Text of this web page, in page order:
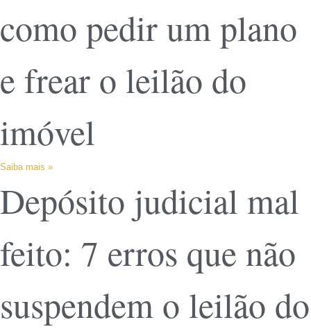
como pedir um plano
e frear o leilão do
imóvel
Saiba mais »
Depósito judicial mal
feito: 7 erros que não
suspendem o leilão do